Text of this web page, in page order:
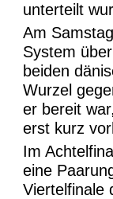
unterteilt
Am
System
beiden
Wurzel
er bereit
erst kurz
Im
eine
Viertelfinale